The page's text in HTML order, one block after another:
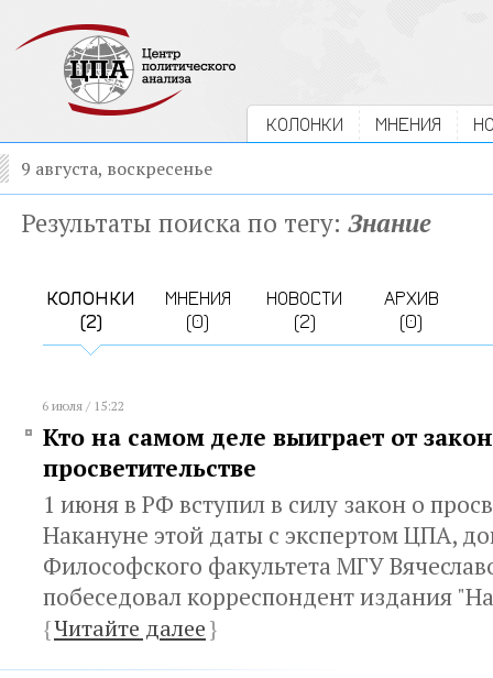
КОЛОНКИ МНЕНИЯ
9 августа, воскресенье
Результаты поиска по тегу: Знание
КОЛОНКИ
(2)
МНЕНИЯ
(0)
НОВОСТИ
(2)
АРХИВ
(0)
6 июля / 15:22
Кто на самом деле выиграет от
просветительстве
1 июня в РФ вступил в силу закон о
Накануне этой даты с экспертом ЦПА,
Философского факультета МГУ
побеседовал корреспондент издания
{Читайте далее}